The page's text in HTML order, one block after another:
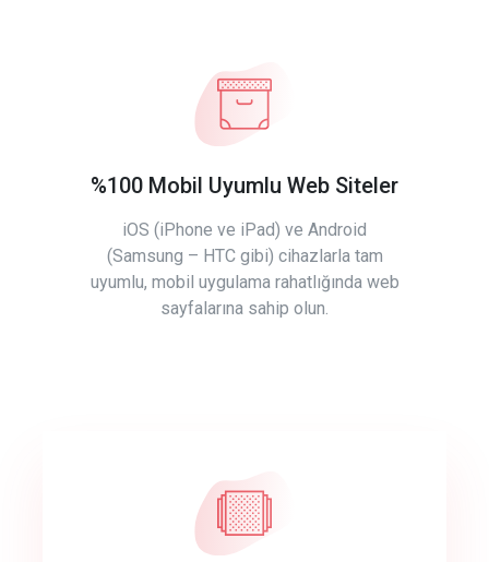
%100 Mobil Uyumlu Web Siteler
iOS (iPhone ve iPad) ve Android
(Samsung – HTC gibi) cihazlarla tam
uyumlu, mobil uygulama rahatlığında web
sayfalarına sahip olun.